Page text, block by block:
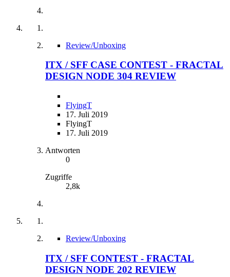
Review/Unboxing
ITX / SFF CASE CONTEST - FRACTAL
DESIGN NODE 304 REVIEW
FlyingT
17. Juli 2019
FlyingT
17. Juli 2019
Antworten
0
Zugriffe
2,8k
Review/Unboxing
ITX / SFF CONTEST - FRACTAL
DESIGN NODE 202 REVIEW